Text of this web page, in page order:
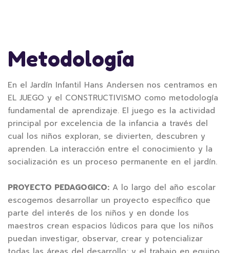
Metodología
En el Jardín Infantil Hans Andersen nos centramos en
EL JUEGO y el CONSTRUCTIVISMO como metodología
fundamental de aprendizaje. El juego es la actividad
principal por excelencia de la infancia a través del
cual los niños exploran, se divierten, descubren y
aprenden. La interacción entre el conocimiento y la
socialización es un proceso permanente en el jardín.
PROYECTO PEDAGOGICO: A lo largo del año escolar
escogemos desarrollar un proyecto específico que
parte del interés de los niños y en donde los
maestros crean espacios lúdicos para que los niños
puedan investigar, observar, crear y potencializar